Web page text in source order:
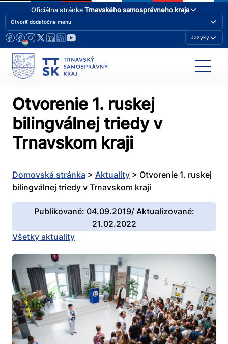
Oficiálna stránkaTrnavského samosprávneho kraja
Otvoriť dodatočne menu
Jazyky
Otvorenie 1. ruskej
bilingválnej triedy v
Trnavskom kraji
Domovská stránka > Aktuality > Otvorenie 1. ruskej
bilingválnej triedy v Trnavskom kraji
Publikované: 04.09.2019/ Aktualizované:
21.02.2022
Všetky aktuality